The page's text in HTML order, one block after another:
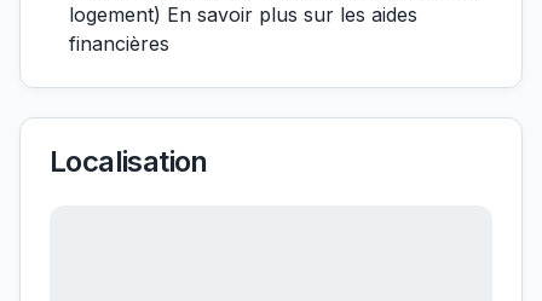
logement) En savoir plus sur les aides
financières
Localisation